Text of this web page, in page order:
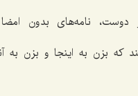
نامه‌هاى بدون
که بزن به اینجا و بزن